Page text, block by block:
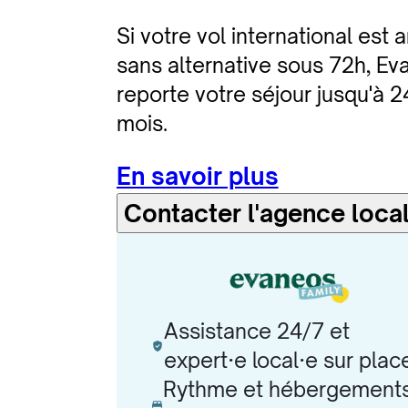
Si votre vol international est
sans alternative sous 72h,
reporte votre séjour jusqu'à
mois.
En savoir plus
Contacter l'agence
Assistance 24/7 et
expert·e local·e sur
Rythme et